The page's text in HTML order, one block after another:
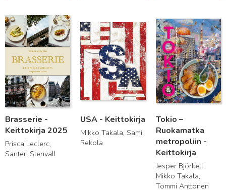
Brasserie -
Keittokirja 2025
Prisca Leclerc,
Santeri Stenvall
Lue lisää
USA - Keittokirja
Mikko Takala, Sami
Rekola
Tokio –
Ruokamatka
metropoliin -
Keittokirja
Jesper Björkell,
Mikko Takala,
Tommi Anttonen
Lue lisää